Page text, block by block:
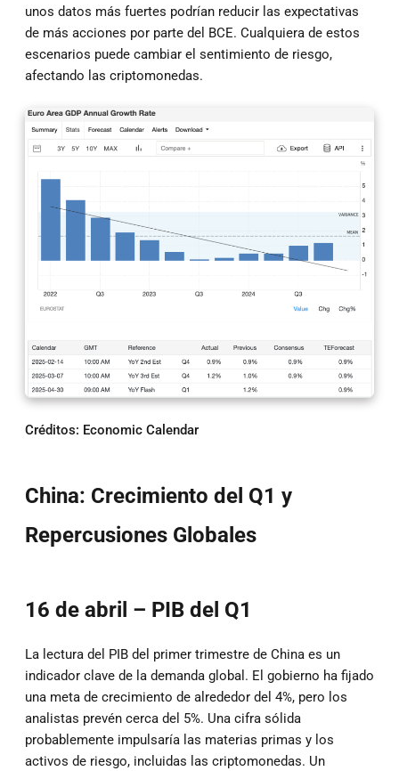
unos datos más fuertes podrían reducir las expectativas
de más acciones por parte del BCE. Cualquiera de estos
escenarios puede cambiar el sentimiento de riesgo,
afectando las criptomonedas.
Créditos: Economic Calendar
China: Crecimiento del Q1 y
Repercusiones Globales
16 de abril – PIB del Q1
La lectura del PIB del primer trimestre de China es un
indicador clave de la demanda global. El gobierno ha fijado
una meta de crecimiento de alrededor del 4%, pero los
analistas prevén cerca del 5%. Una cifra sólida
probablemente impulsaría las materias primas y los
activos de riesgo, incluidas las criptomonedas. Un